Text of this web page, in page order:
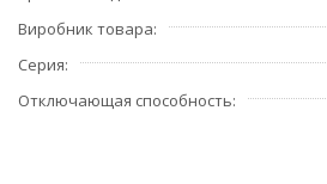
Виробник товара
Серия
Отключающая способность